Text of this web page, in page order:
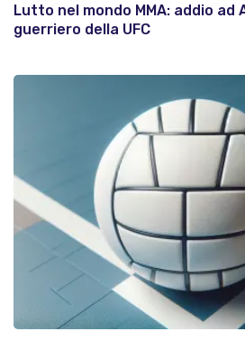
Lutto nel mondo MMA: addio ad
guerriero della UFC